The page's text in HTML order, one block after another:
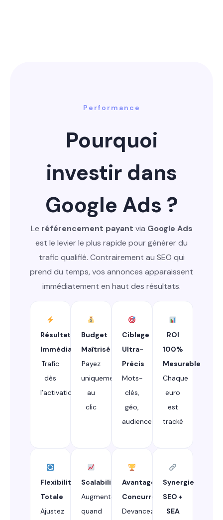
Performance
Pourquoi
investir dans
Google Ads ?
Le référencement payant via Google Ads
est le levier le plus rapide pour générer du
trafic qualifié. Contrairement au SEO qui
prend du temps, vos annonces apparaissent
immédiatement en haut des résultats.
Résultats
Immédiats
Trafic
dès
l’activation
Budget
Maîtrisé
Payez
uniquement
au
clic
Ciblage
Ultra-
Précis
Mots-
clés,
géo,
audiences
ROI
100%
Mesurable
Chaque
euro
est
tracké
Flexibilité
Totale
Ajustez
Scalabilité
Augmentez
quand
Avantage
Concurrentiel
Devancez
Synergie
SEO +
SEA